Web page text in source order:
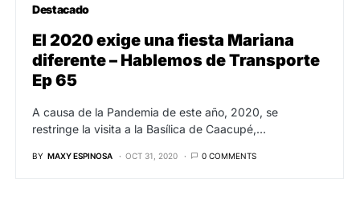
Destacado
El 2020 exige una fiesta Mariana
diferente – Hablemos de Transporte
Ep 65
A causa de la Pandemia de este año, 2020, se
restringe la visita a la Basílica de Caacupé,…
BY MAXY ESPINOSA OCT 31, 2020 0 COMMENTS